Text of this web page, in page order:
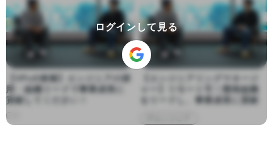
ログインして見る
【VPoE候補】エンジニアの採
用・組織リードで事業成長に
貢献してください！
ャー】リモート可！開発組織